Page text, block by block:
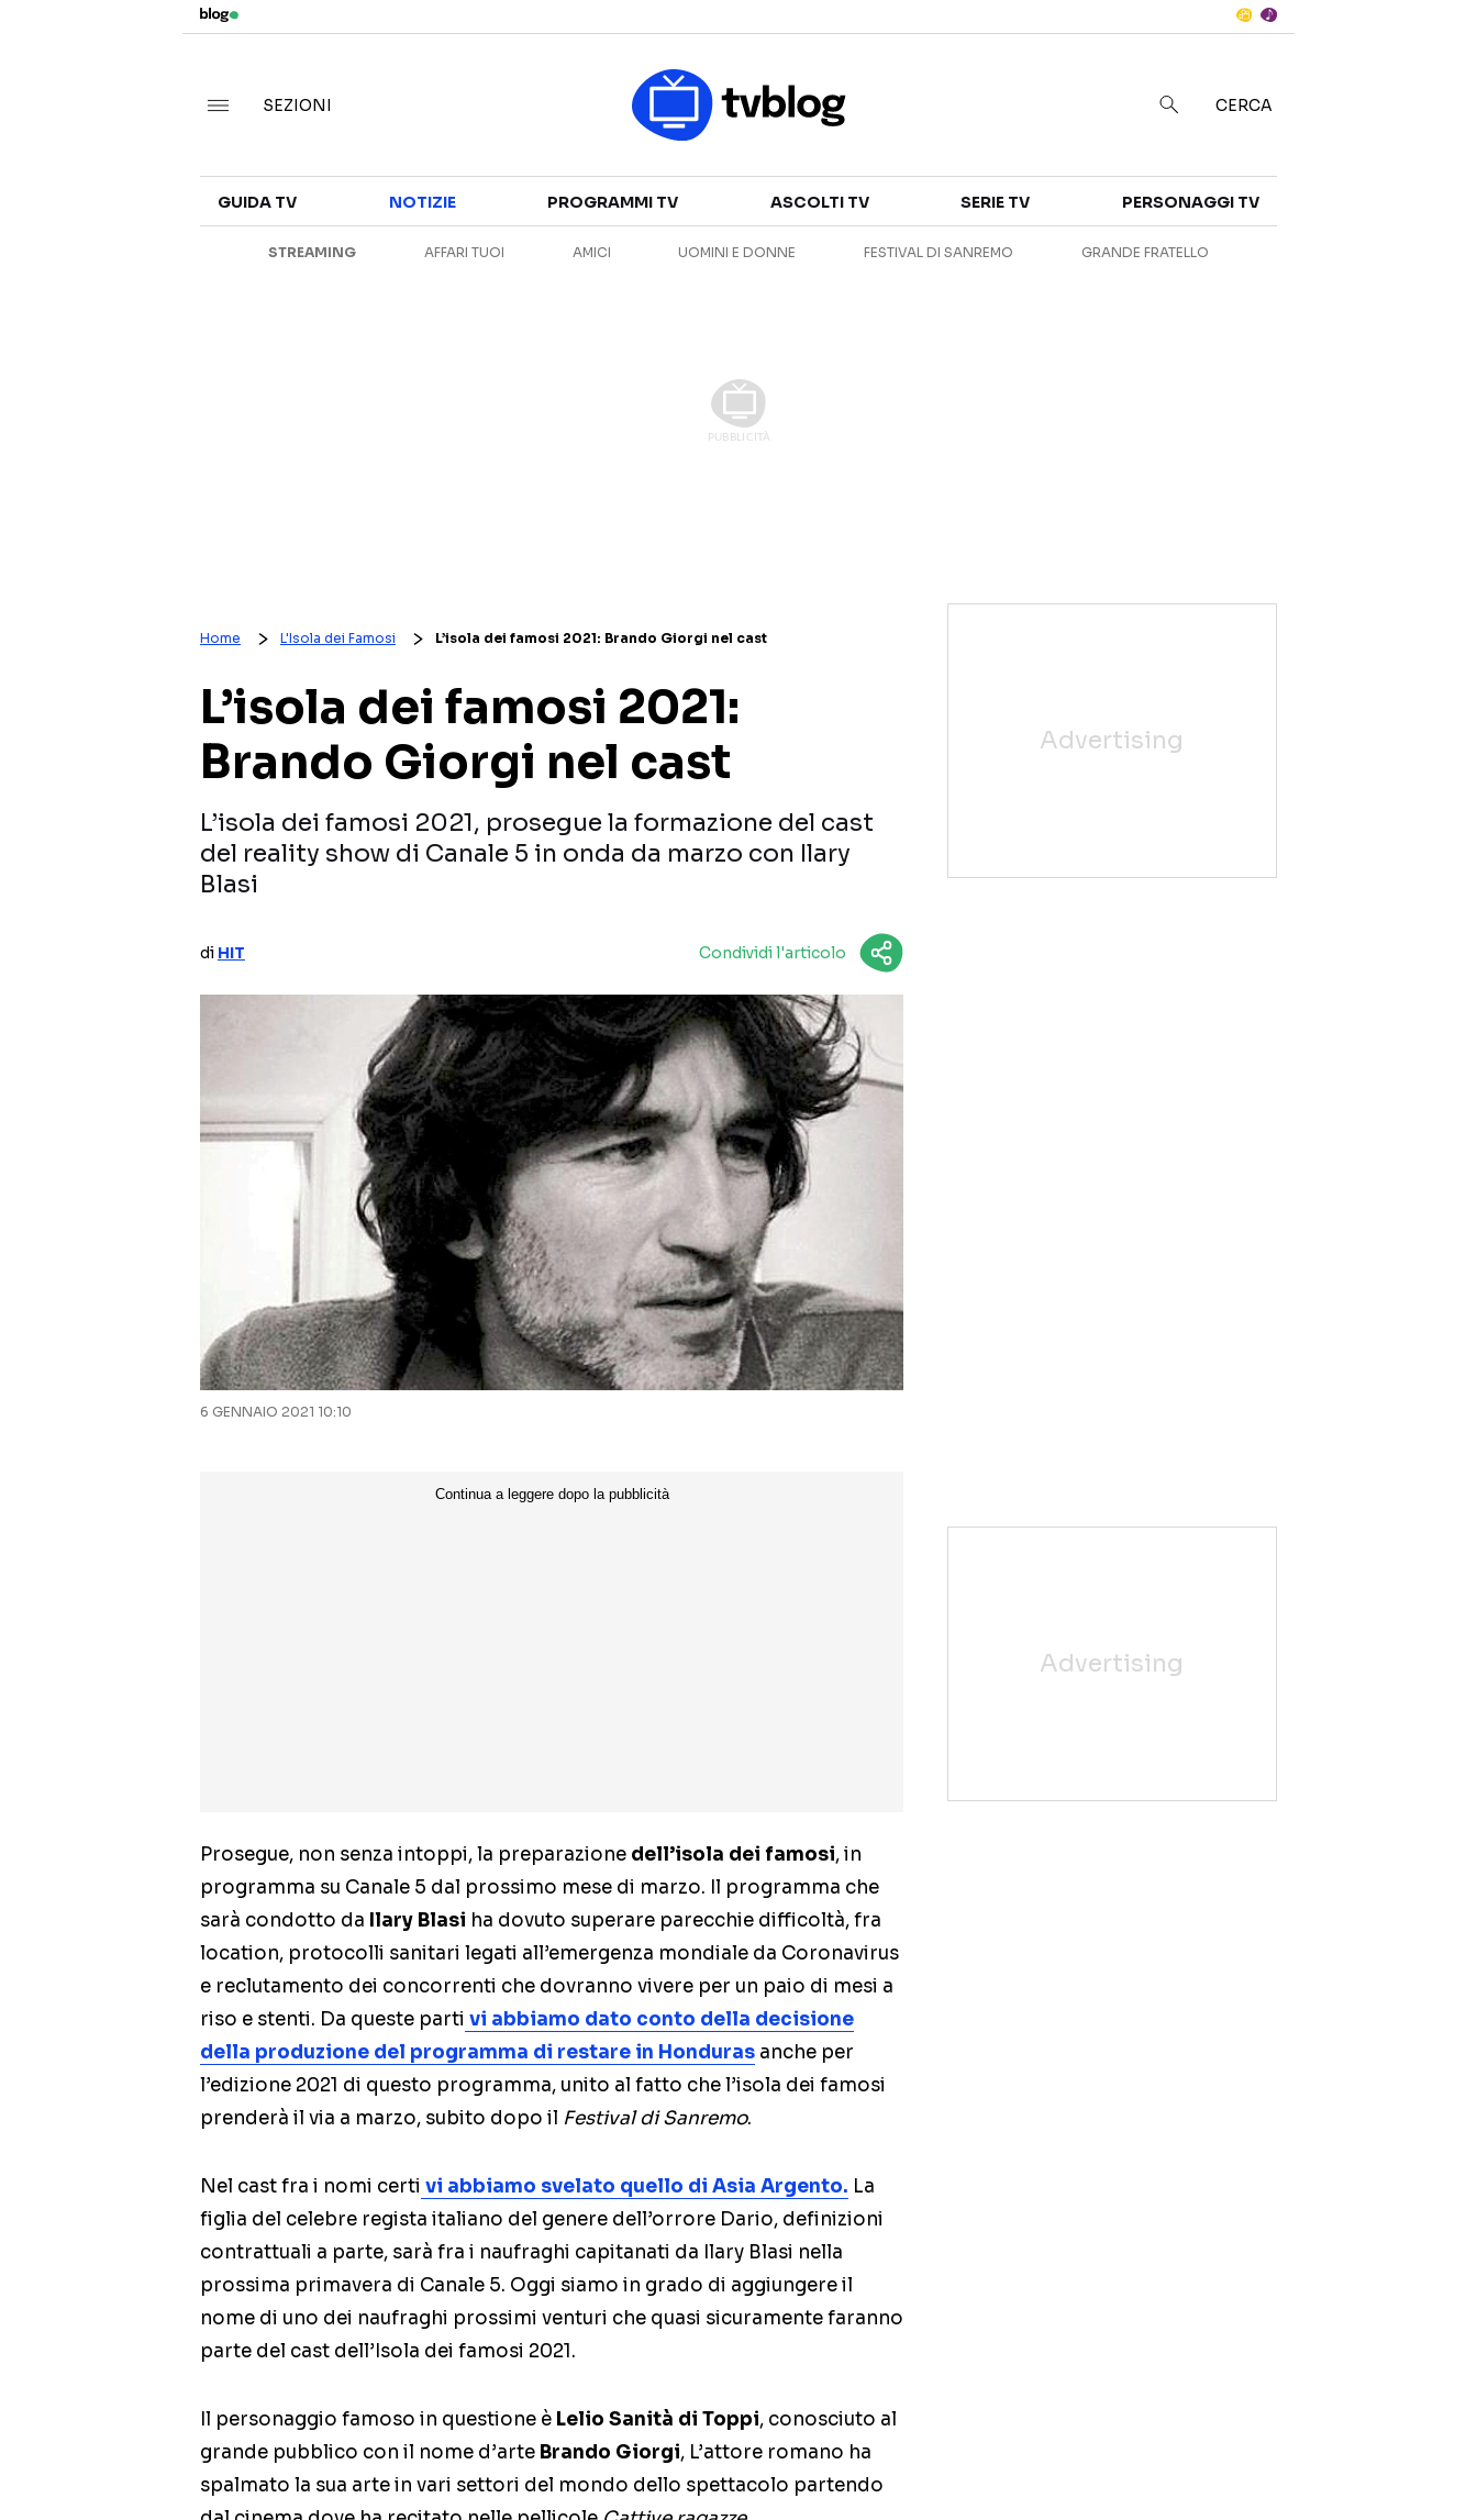
CANALI TV
SERIE TV
ANTEPRIME
SEZIONI CERCA
GUIDA TV NOTIZIE PROGRAMMI TV ASCOLTI TV SERIE TV PERSONAGGI TV
STREAMING AFFARI TUOI AMICI UOMINI E DONNE FESTIVAL DI SANREMO GRANDE FRATELLO
Home L'Isola dei Famosi L’isola dei famosi 2021: Brando Giorgi nel cast
L’isola dei famosi 2021:
Brando Giorgi nel cast
L’isola dei famosi 2021, prosegue la formazione del cast
del reality show di Canale 5 in onda da marzo con Ilary
Blasi
di HIT Condividi l'articolo
6 GENNAIO 2021 10:10
Prosegue, non senza intoppi, la preparazione dell’isola dei famosi, in
programma su Canale 5 dal prossimo mese di marzo. Il programma che
sarà condotto da Ilary Blasi ha dovuto superare parecchie difficoltà, fra
location, protocolli sanitari legati all’emergenza mondiale da Coronavirus
e reclutamento dei concorrenti che dovranno vivere per un paio di mesi a
riso e stenti. Da queste parti vi abbiamo dato conto della decisione
della produzione del programma di restare in Honduras anche per
l’edizione 2021 di questo programma, unito al fatto che l’isola dei famosi
prenderà il via a marzo, subito dopo il Festival di Sanremo.
Nel cast fra i nomi certi vi abbiamo svelato quello di Asia Argento. La
figlia del celebre regista italiano del genere dell’orrore Dario, definizioni
contrattuali a parte, sarà fra i naufraghi capitanati da Ilary Blasi nella
prossima primavera di Canale 5. Oggi siamo in grado di aggiungere il
nome di uno dei naufraghi prossimi venturi che quasi sicuramente faranno
parte del cast dell’Isola dei famosi 2021.
Il personaggio famoso in questione è Lelio Sanità di Toppi, conosciuto al
grande pubblico con il nome d’arte Brando Giorgi, L’attore romano ha
spalmato la sua arte in vari settori del mondo dello spettacolo partendo